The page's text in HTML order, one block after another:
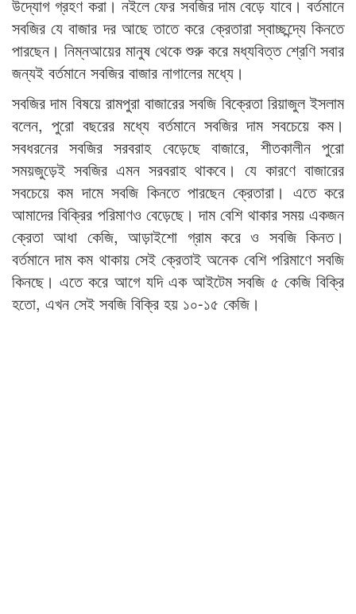
উদ্যোগ গ্রহণ করা। নইলে ফের সবজির দাম বেড়ে যাবে। বর্তমানে
সবজির যে বাজার দর আছে তাতে করে ক্রেতারা স্বাচ্ছন্দ্যে কিনতে
পারছেন। নিম্নআয়ের মানুষ থেকে শুরু করে মধ্যবিত্ত শ্রেণি সবার
জন্যই বর্তমানে সবজির বাজার নাগালের মধ্যে।
সবজির দাম বিষয়ে রামপুরা বাজারের সবজি বিক্রেতা রিয়াজুল ইসলাম
বলেন, পুরো বছরের মধ্যে বর্তমানে সবজির দাম সবচেয়ে কম।
সবধরনের সবজির সরবরাহ বেড়েছে বাজারে, শীতকালীন পুরো
সময়জুড়েই সবজির এমন সরবরাহ থাকবে। যে কারণে বাজারের
সবচেয়ে কম দামে সবজি কিনতে পারছেন ক্রেতারা। এতে করে
আমাদের বিক্রির পরিমাণও বেড়েছে। দাম বেশি থাকার সময় একজন
ক্রেতা আধা কেজি, আড়াইশো গ্রাম করে ও সবজি কিনত।
বর্তমানে দাম কম থাকায় সেই ক্রেতাই অনেক বেশি পরিমাণে সবজি
কিনছে। এতে করে আগে যদি এক আইটেম সবজি ৫ কেজি বিক্রি
হতো, এখন সেই সবজি বিক্রি হয় ‌১০-১৫ কেজি।